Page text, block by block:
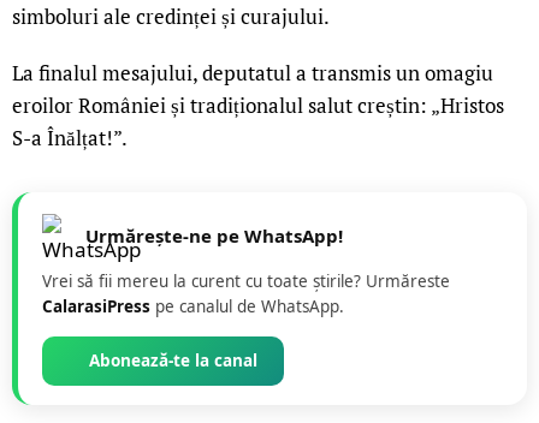
simboluri ale credinței și curajului.
La finalul mesajului, deputatul a transmis un omagiu
eroilor României și tradiționalul salut creștin: „Hristos
S-a Înălțat!”.
Urmărește-ne pe WhatsApp!
Vrei să fii mereu la curent cu toate știrile? Urmăreste
CalarasiPress pe canalul de WhatsApp.
Abonează-te la canal